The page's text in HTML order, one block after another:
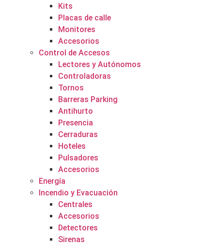
Kits
Placas de calle
Monitores
Accesorios
Control de Accesos
Lectores y Autónomos
Controladoras
Tornos
Barreras Parking
Antihurto
Presencia
Cerraduras
Hoteles
Pulsadores
Accesorios
Energía
Incendio y Evacuación
Centrales
Accesorios
Detectores
Sirenas